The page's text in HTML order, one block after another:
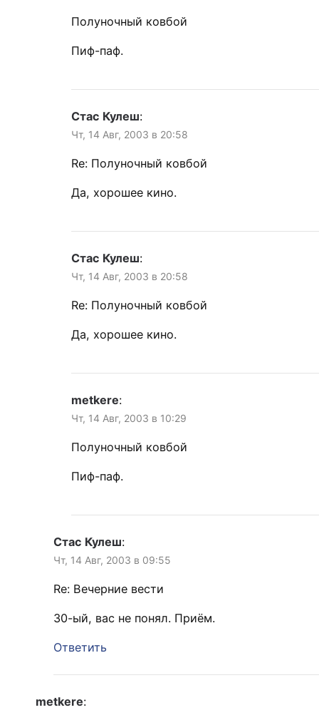
Полуночный ковбой
Пиф-паф.
Стас Кулеш:
Чт, 14 Авг, 2003 в 20:58
Re: Полуночный ковбой
Да, хорошее кино.
Стас Кулеш:
Чт, 14 Авг, 2003 в 20:58
Re: Полуночный ковбой
Да, хорошее кино.
metkere:
Чт, 14 Авг, 2003 в 10:29
Полуночный ковбой
Пиф-паф.
Стас Кулеш:
Чт, 14 Авг, 2003 в 09:55
Re: Вечерние вести
30-ый, вас не понял. Приём.
Ответить
metkere: